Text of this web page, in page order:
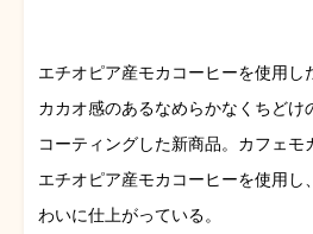
エチオピア産モカコーヒーを使用し
カカオ感のあるなめらかなくちどけ
コーティングした新商品。カフェモ
エチオピア産モカコーヒーを使用し
わいに仕上がっている。